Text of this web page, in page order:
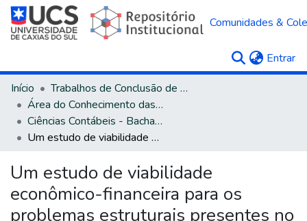
Comunidades &
Entrar
Início
Trabalhos de Conclusão de Curso
Área do Conhecimento das Ciências Sociais Aplicadas
Ciências Contábeis - Bacharelado
Um estudo de viabilidade econômico-financeira para os problemas estruturais presentes no sistema de saúde de um município da Serra Gaúcha
Um estudo de viabilidade
econômico-financeira para os
problemas estruturais presentes no